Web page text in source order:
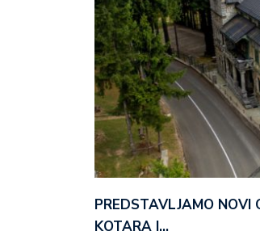
PREDSTAVLJAMO NOVI
KOTARA I…